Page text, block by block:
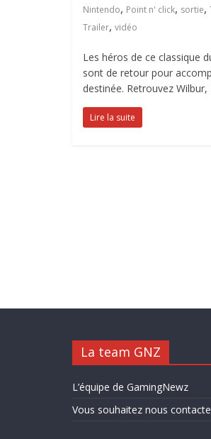
Nintendo, Point n' click, sortie,
Trailer, vidéo
Les héros de ce classique
sont de retour pour
destinée. Retrouvez Wilbur,
Lire la suite
La team GNZ
L’équipe de GamingNewz
Vous souhaitez nous